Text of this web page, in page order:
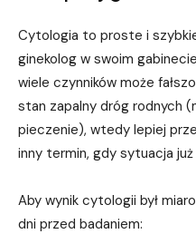
Cytologia to proste i
ginekolog w swoim
wiele czynników może
stan zapalny dróg rodnych
pieczenie), wtedy lepiej
inny termin, gdy sytuacja
Aby wynik cytologii był
dni przed badaniem: